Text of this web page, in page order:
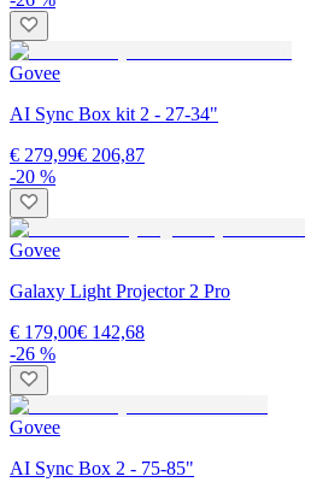
Govee
AI Sync Box kit 2 - 27-34"
€ 279,99€ 206,87
-20 %
Govee
Galaxy Light Projector 2 Pro
€ 179,00€ 142,68
-26 %
Govee
AI Sync Box 2 - 75-85"